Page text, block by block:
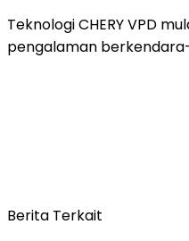
Teknologi CHERY VPD
pengalaman
Berita Terkait